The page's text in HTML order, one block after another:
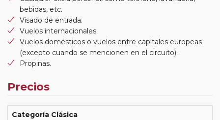
bebidas, etc.
Visado de entrada.
Vuelos internacionales.
Vuelos domésticos o vuelos entre capitales europeas
(excepto cuando se mencionen en el circuito).
Propinas.
Precios
Categoría Clásica